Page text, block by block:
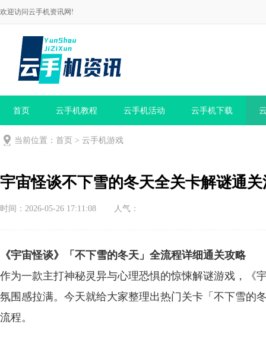
欢迎访问云手机资讯网!
首页 云手机教程 云手机活动 云手机下载
当前位置： 首页 > 云手机游戏
宇宙怪谈不下雪的冬天全关卡解谜通
时间：2026-05-26 17:11:08 人气：
《宇宙怪谈》「不下雪的冬天」全流程详细通关攻略
作为一款主打神秘灵异与心理恐惧的惊悚解谜游戏，《
氛围感拉满。今天就给大家整理出热门关卡「不下雪的
流程。